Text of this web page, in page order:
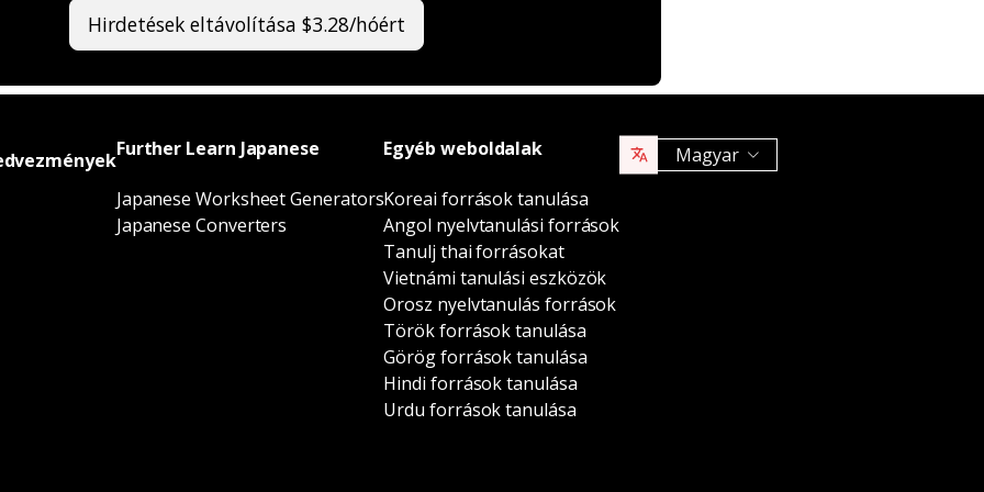
Hirdetések eltávolítása $3.28/hóért
Further Learn Japanese
Japanese Worksheet Generators
Japanese Converters
Egyéb weboldalak
Koreai források tanulása
Angol nyelvtanulási források
Tanulj thai forrásokat
Vietnámi tanulási eszközök
Orosz nyelvtanulás források
Török források tanulása
Görög források tanulása
Hindi források tanulása
Urdu források tanulása
Magyar